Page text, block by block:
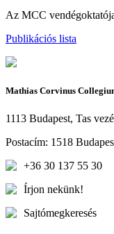
Az MCC
Publikációs lista
Mathias Corvinus
1113 Budapest, Tas
Postacím: 1518
+36 30 137 55 30
Írjon nekünk!
Sajtómegkeresés